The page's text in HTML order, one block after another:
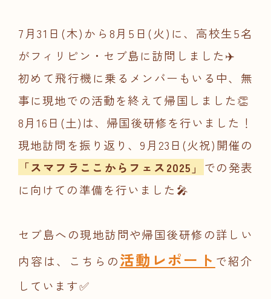
7月31日(木)から8月5日(火)に、高校生5名
がフィリピン・セブ島に訪問しました✈️
初めて飛行機に乗るメンバーもいる中、無
事に現地での活動を終えて帰国しました👏
8月16日(土)は、帰国後研修を行いました！
現地訪問を振り返り、9月23日(火祝)開催の
「スマフラここからフェス2025」 での発表
に向けての準備を行いました🎤
セブ島への現地訪問や帰国後研修の詳しい
内容は、こちらの活動レポート で紹介
しています✅